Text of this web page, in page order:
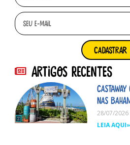
cadastrar
Artigos Recentes
Castaway
nas
28/07/2026
LEIA AQUI»